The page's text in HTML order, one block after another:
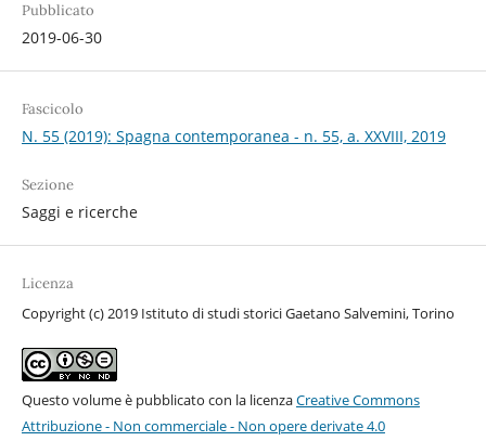
Pubblicato
2019-06-30
Fascicolo
N. 55 (2019): Spagna contemporanea - n. 55, a. XXVIII, 2019
Sezione
Saggi e ricerche
Licenza
Copyright (c) 2019 Istituto di studi storici Gaetano Salvemini, Torino
Questo volume è pubblicato con la licenzaCreative Commons
Attribuzione - Non commerciale - Non opere derivate 4.0